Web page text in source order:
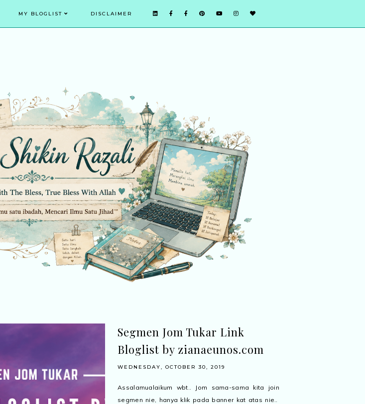
MY BLOGLIST DISCLAIMER
Segmen Jom Tukar Link
Bloglist by zianaeunos.com
WEDNESDAY, OCTOBER 30, 2019
Assalamualaikum wbt.. Jom sama-sama kita join
segmen nie, hanya klik pada banner kat atas nie..